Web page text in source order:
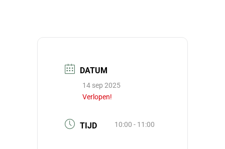
DATUM
14 sep 2025
Verlopen!
TIJD 10:00 - 11:00